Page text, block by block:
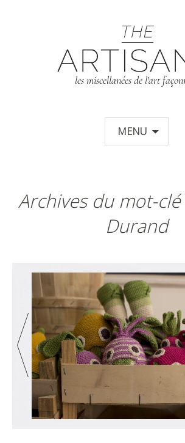
les miscellanées de l'art
MENU
Archives du mot-
Durand